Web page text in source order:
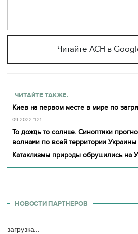
Читайте АСН в
ЧИТАЙТЕ ТАКЖЕ.
Киев на первом месте в мире по
09-2022 11:21
То дождь то солнце. Синоптики
волнами по всей территории Украины
Катаклизмы природы обрушились на
НОВОСТИ ПАРТНЕРОВ
загрузка...